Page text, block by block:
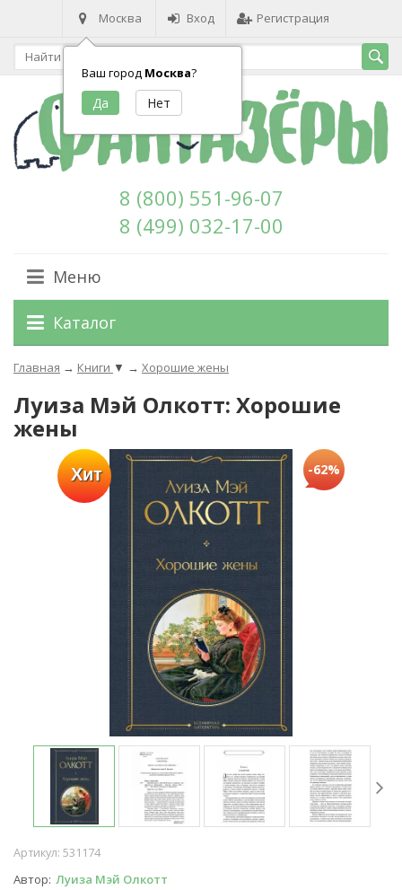
Москва
Ваш город Москва?
Вход Регистрация
8 (800) 551-96-07
8 (499) 032-17-00
Меню
Каталог
Главная → Книги ▼ → Хорошие жены
Луиза Мэй Олкотт: Хорошие
жены
Хит -62%
Артикул: 531174
Автор Луиза Мэй Олкотт